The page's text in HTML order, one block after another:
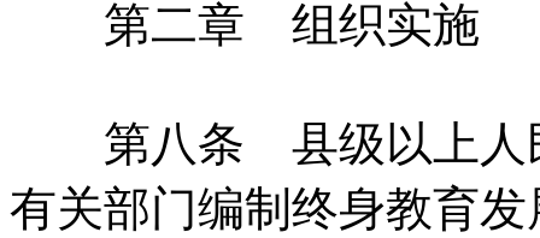
第二章 组织实施
第八条 县级以上人民
有关部门编制终身教育